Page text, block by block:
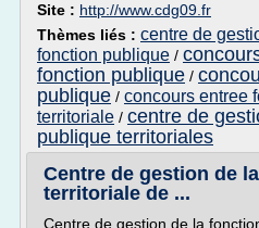
Site : http://www.cdg09.fr
Thèmes liés : centre de
fonction publique /
fonction publique /
publique / concours entree
territoriale / centre de
publique territoriales
Centre de gestion de
territoriale de ...
Centre de gestion de la